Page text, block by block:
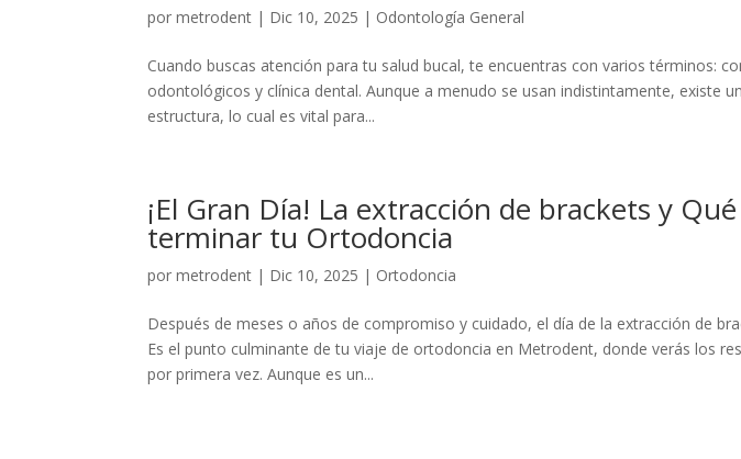
pormetrodent | Dic 10, 2025 | Odontología General
Cuando buscas atención para tu salud bucal, te encuentras con varios términos:
odontológicos y clínica dental. Aunque a menudo se usan indistintamente, existe
estructura, lo cual es vital para...
¡El Gran Día! La extracción de brackets y
terminar tu Ortodoncia
pormetrodent | Dic 10, 2025 | Ortodoncia
Después de meses o años de compromiso y cuidado, el día de la extracción de
Es el punto culminante de tu viaje de ortodoncia en Metrodent, donde verás los
por primera vez. Aunque es un...